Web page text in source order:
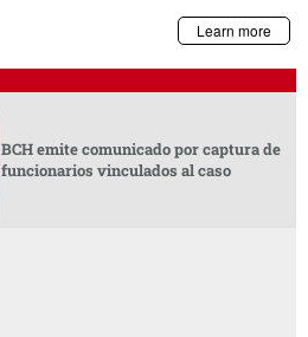
BCH emite comunicado por captura de
funcionarios vinculados al caso